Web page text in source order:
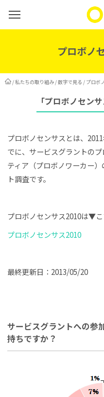
プロボノ
/私たちの取り組み /数字で見る / プロボ
「プロボノセン
プロボノセンサスとは、
でに、サービスグラントの
ティア（プロボノワーカー
ト調査です。
プロボノセンサス2010は▼こ
プロボノセンサス2010
最終更新日：2013/05/20
サービスグラントへの参
持ちですか？